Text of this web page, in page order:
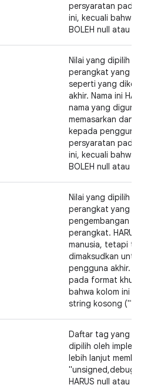
persyaratan pada
ini, kecuali bahwa
BOLEH null atau
Nilai yang dipilih
perangkat yang
seperti yang
akhir. Nama ini
nama yang
memasarkan dan
kepada
persyaratan pada
ini, kecuali bahwa
BOLEH null atau
Nilai yang dipilih
perangkat yang
pengembangan
perangkat.
manusia, tetapi
dimaksudkan
pengguna akhir.
pada format
bahwa kolom ini
string kosong ("").
Daftar tag yang
dipilih oleh
lebih lanjut
"unsigned,debug".
HARUS null atau